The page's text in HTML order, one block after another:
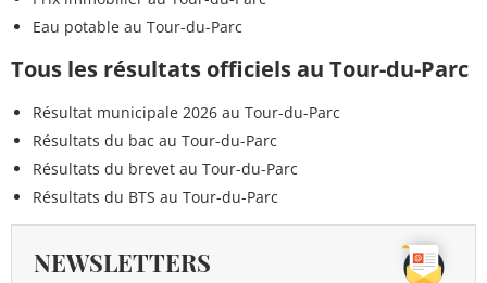
Eau potable au Tour-du-Parc
Tous les résultats officiels au Tour-du-Parc
Résultat municipale 2026 au Tour-du-Parc
Résultats du bac au Tour-du-Parc
Résultats du brevet au Tour-du-Parc
Résultats du BTS au Tour-du-Parc
NEWSLETTERS